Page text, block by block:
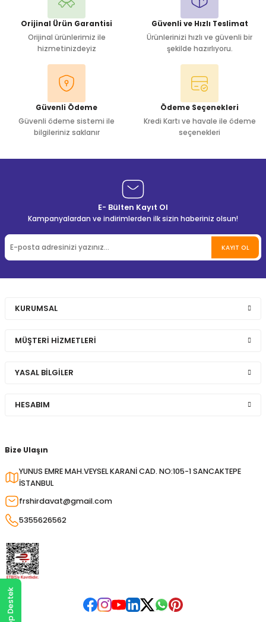
Orijinal Ürün Garantisi
Orijinal ürünlerimiz ile
hizmetinizdeyiz
Güvenli ve Hızlı Teslimat
Ürünlerinizi hızlı ve güvenli bir
şekilde hazırlıyoru.
Güvenli Ödeme
Güvenli ödeme sistemi ile
bilgileriniz saklanır
Ödeme Seçenekleri
Kredi Kartı ve havale ile ödeme
seçenekleri
E- Bülten Kayıt Ol
Kampanyalardan ve indirimlerden ilk sizin haberiniz olsun!
KAYIT OL
Bize Ulaşın
YUNUS EMRE MAH.VEYSEL KARANİ CAD. NO:105-1 SANCAKTEPE
İSTANBUL
frshirdavat@gmail.com
5355626562
KURUMSAL
MÜŞTERİ HİZMETLERİ
YASAL BİLGİLER
HESABIM